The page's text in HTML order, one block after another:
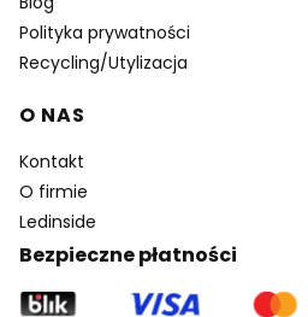
Polityka prywatności
Recycling/Utylizacja
O NAS
Kontakt
O firmie
Ledinside
Bezpieczne płatności